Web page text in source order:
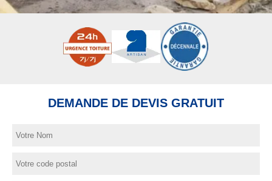
DEMANDE DE DEVIS GRATUIT